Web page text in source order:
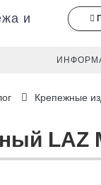
и
Крепежные
LAZ